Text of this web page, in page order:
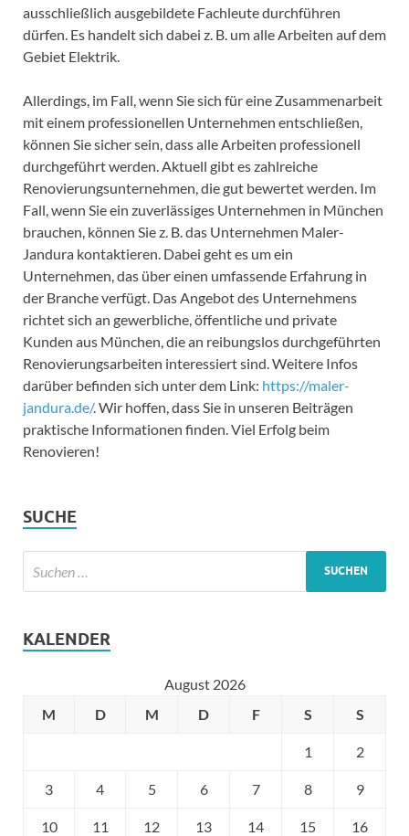
ausschließlich ausgebildete Fachleute durchführen
dürfen. Es handelt sich dabei z. B. um alle Arbeiten auf dem
Gebiet Elektrik.
Allerdings, im Fall, wenn Sie sich für eine Zusammenarbeit
mit einem professionellen Unternehmen entschließen,
können Sie sicher sein, dass alle Arbeiten professionell
durchgeführt werden. Aktuell gibt es zahlreiche
Renovierungsunternehmen, die gut bewertet werden. Im
Fall, wenn Sie ein zuverlässiges Unternehmen in München
brauchen, können Sie z. B. das Unternehmen Maler-
Jandura kontaktieren. Dabei geht es um ein
Unternehmen, das über einen umfassende Erfahrung in
der Branche verfügt. Das Angebot des Unternehmens
richtet sich an gewerbliche, öffentliche und private
Kunden aus München, die an reibungslos durchgeführten
Renovierungsarbeiten interessiert sind. Weitere Infos
darüber befinden sich unter dem Link: https://maler-
jandura.de/. Wir hoffen, dass Sie in unseren Beiträgen
praktische Informationen finden. Viel Erfolg beim
Renovieren!
SUCHE
KALENDER
August 2026
M
D M D F S S
1 2
3 4 5 6 7 8 9
10 11 12 13 14 15 16